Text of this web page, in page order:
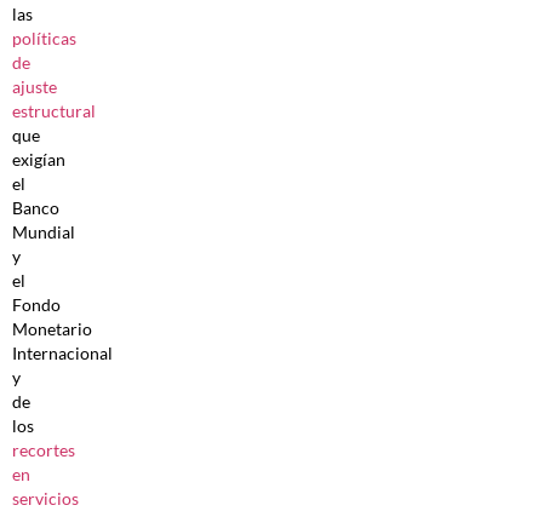
las
políticas
de
ajuste
estructural
que
exigían
el
Banco
Mundial
y
el
Fondo
Monetario
Internacional
y
de
los
recortes
en
servicios